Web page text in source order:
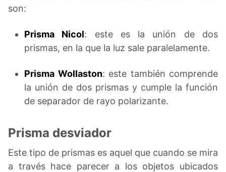
son:
Prisma Nicol: este es la unión de dos
prismas, en la que la luz sale paralelamente.
Prisma Wollaston: este también comprende
la unión de dos prismas y cumple la función
de separador de rayo polarizante.
Prisma desviador
Este tipo de prismas es aquel que cuando se mira
a través hace parecer a los objetos ubicados